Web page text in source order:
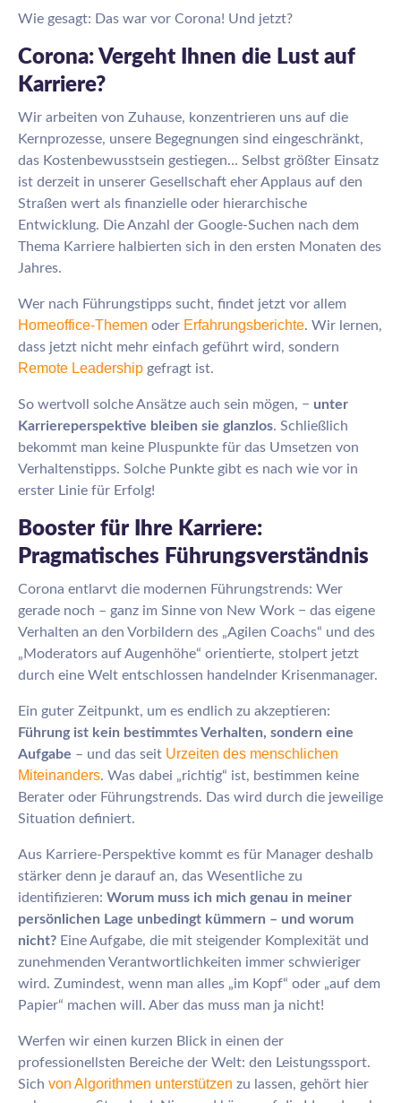
Wie gesagt: Das war vor Corona! Und jetzt?
Corona: Vergeht Ihnen die Lust auf
Karriere?
Wir arbeiten von Zuhause, konzentrieren uns auf die
Kernprozesse, unsere Begegnungen sind eingeschränkt,
das Kostenbewusstsein gestiegen… Selbst größter Einsatz
ist derzeit in unserer Gesellschaft eher Applaus auf den
Straßen wert als finanzielle oder hierarchische
Entwicklung. Die Anzahl der Google-Suchen nach dem
Thema Karriere halbierten sich in den ersten Monaten des
Jahres.
Wer nach Führungstipps sucht, findet jetzt vor allem
Homeoffice-Themen oder Erfahrungsberichte. Wir lernen,
dass jetzt nicht mehr einfach geführt wird, sondern
Remote Leadership gefragt ist.
So wertvoll solche Ansätze auch sein mögen, − unter
Karriereperspektive bleiben sie glanzlos. Schließlich
bekommt man keine Pluspunkte für das Umsetzen von
Verhaltenstipps. Solche Punkte gibt es nach wie vor in
erster Linie für Erfolg!
Booster für Ihre Karriere:
Pragmatisches Führungsverständnis
Corona entlarvt die modernen Führungstrends: Wer
gerade noch – ganz im Sinne von New Work − das eigene
Verhalten an den Vorbildern des „Agilen Coachs“ und des
„Moderators auf Augenhöhe“ orientierte, stolpert jetzt
durch eine Welt entschlossen handelnder Krisenmanager.
Ein guter Zeitpunkt, um es endlich zu akzeptieren:
Führung ist kein bestimmtes Verhalten, sondern eine
Aufgabe – und das seit Urzeiten des menschlichen
Miteinanders. Was dabei „richtig“ ist, bestimmen keine
Berater oder Führungstrends. Das wird durch die jeweilige
Situation definiert.
Aus Karriere-Perspektive kommt es für Manager deshalb
stärker denn je darauf an, das Wesentliche zu
identifizieren: Worum muss ich mich genau in meiner
persönlichen Lage unbedingt kümmern – und worum
nicht? Eine Aufgabe, die mit steigender Komplexität und
zunehmenden Verantwortlichkeiten immer schwieriger
wird. Zumindest, wenn man alles „im Kopf“ oder „auf dem
Papier“ machen will. Aber das muss man ja nicht!
Werfen wir einen kurzen Blick in einen der
professionellsten Bereiche der Welt: den Leistungssport.
Sich von Algorithmen unterstützen zu lassen, gehört hier